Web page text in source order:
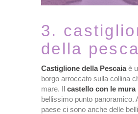
3.
della
Castiglione della Pescaiaè
borgo arroccato sulla collina
mare. Il castello con le mura
bellissimo punto panoramico.
paese ci sono anche delle